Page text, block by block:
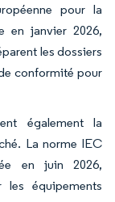
pour la
en janvier 2026,
les dossiers
conformité pour
également la
La norme IEC
en juin 2026,
les équipements